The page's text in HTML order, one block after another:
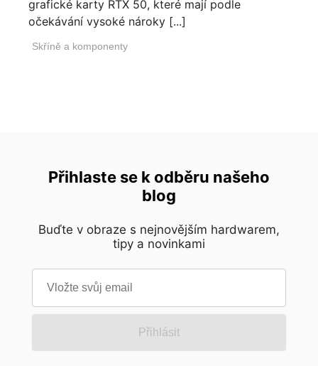
grafické karty RTX 50, které mají podle
očekávání vysoké nároky [...]
Skříně a komponenty
Přihlaste se k odběru našeho
blog
Buďte v obraze s nejnovějším hardwarem,
tipy a novinkami
Přihlásit